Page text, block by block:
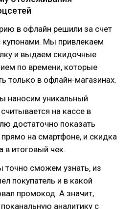
в офлайн решили за счет
купонами. Мы привлекаем
и выдаем скидочные
по времени, которые
только в офлайн-магазинах.
наносим уникальный
на кассе в
достаточно показать
на смартфоне, и скидка
в итоговый чек.
точно сможем узнать, из
покупатель и в какой
промокод. А значит,
аналитику с